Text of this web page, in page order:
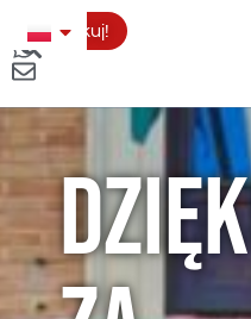
Aplikuj!